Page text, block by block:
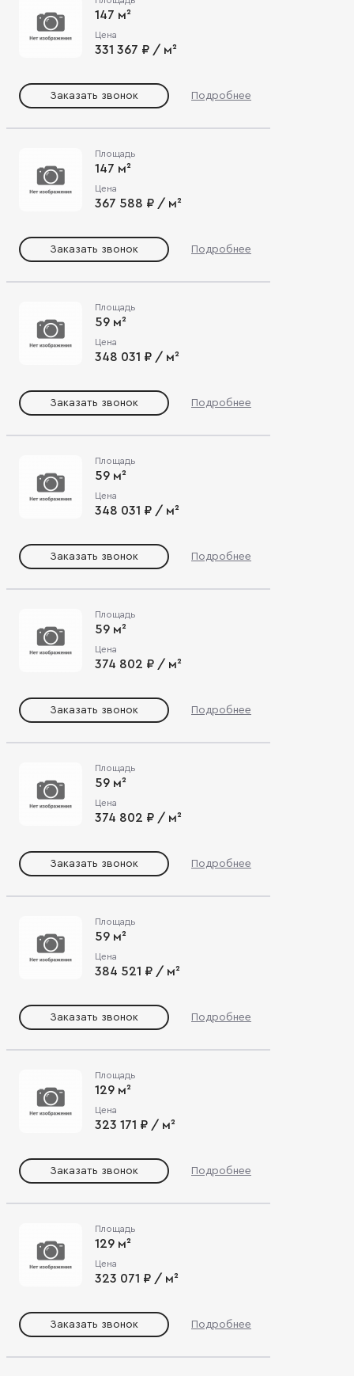
147 м²
Цена
331 367 ₽ / м²
Заказать звонок Подробнее
Площадь
147 м²
Цена
367 588 ₽ / м²
Заказать звонок Подробнее
Площадь
59 м²
Цена
348 031 ₽ / м²
Заказать звонок Подробнее
Площадь
59 м²
Цена
348 031 ₽ / м²
Заказать звонок Подробнее
Площадь
59 м²
Цена
374 802 ₽ / м²
Заказать звонок Подробнее
Площадь
59 м²
Цена
374 802 ₽ / м²
Заказать звонок Подробнее
Площадь
59 м²
Цена
384 521 ₽ / м²
Заказать звонок Подробнее
Площадь
129 м²
Цена
323 171 ₽ / м²
Заказать звонок Подробнее
Площадь
129 м²
Цена
323 071 ₽ / м²
Заказать звонок Подробнее